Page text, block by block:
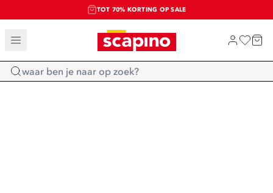
TOT 70% KORTING OP SALE
SALE: LAATSTE KANS!
SHOP NIEUW
Home